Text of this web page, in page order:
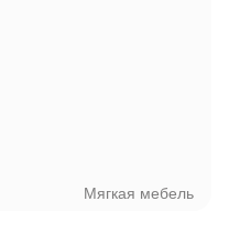
Мягкая мебель